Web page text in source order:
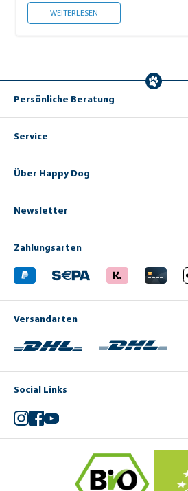
WEITERLESEN
Persönliche Beratung
Service
Über Happy Dog
Newsletter
Zahlungsarten
Versandarten
Social Links
Instagram
Facebook
YouTube